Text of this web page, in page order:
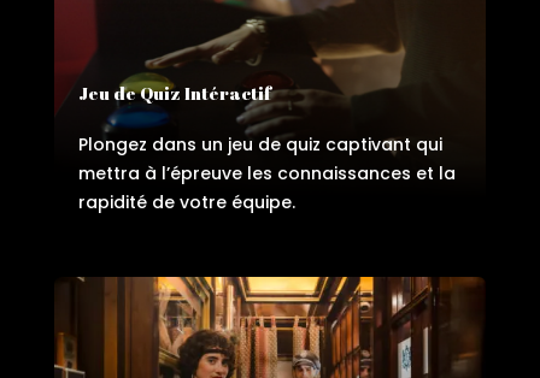
Jeu de Quiz Intéractif
Plongez dans un jeu de quiz captivant qui
mettra à l’épreuve les connaissances et la
rapidité de votre équipe.